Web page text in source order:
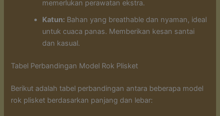
memerlukan perawatan ekstra.
Katun: Bahan yang breathable dan nyaman, ideal
untuk cuaca panas. Memberikan kesan santai
dan kasual.
Tabel Perbandingan Model Rok Plisket
Berikut adalah tabel perbandingan antara beberapa model
rok plisket berdasarkan panjang dan lebar: